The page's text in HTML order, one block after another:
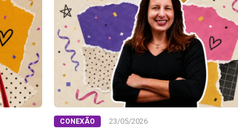
CONEXÃO 23/05/2026